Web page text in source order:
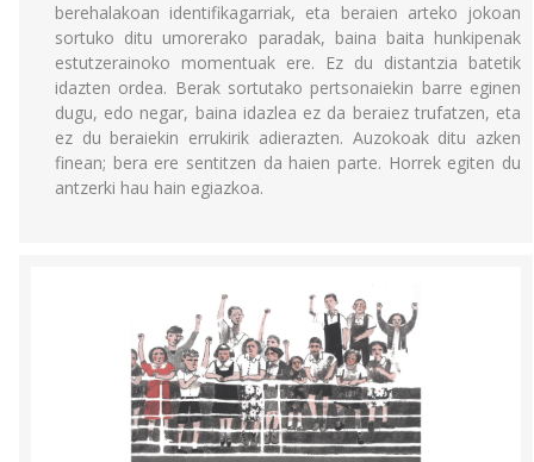
berehalakoan identifikagarriak, eta beraien arteko jokoan
sortuko ditu umorerako paradak, baina baita hunkipenak
estutzerainoko momentuak ere. Ez du distantzia batetik
idazten ordea. Berak sortutako pertsonaiekin barre eginen
dugu, edo negar, baina idazlea ez da beraiez trufatzen, eta
ez du beraiekin errukirik adierazten. Auzokoak ditu azken
finean; bera ere sentitzen da haien parte. Horrek egiten du
antzerki hau hain egiazkoa.